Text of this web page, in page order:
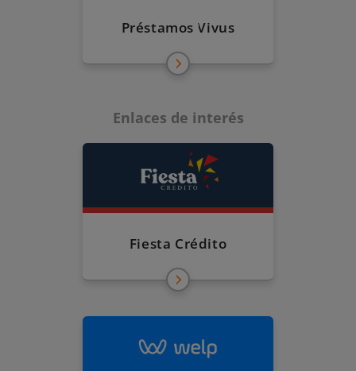
Préstamos Vivus
Enlaces de interés
Fiesta Crédito